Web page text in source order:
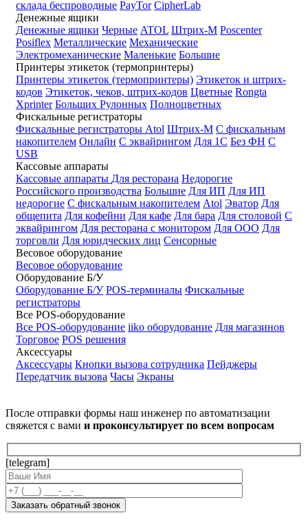
склада беспроводные PayTor CipherLab
Денежные ящики
Денежные ящики Черные ATOL Штрих-М Poscenter
Posiflex Металлические Механические
Электромеханические Маленькие Большие
Принтеры этикеток (термопринтеры)
Принтеры этикеток (термопринтеры) Этикеток и штрих-
кодов Этикеток, чеков, штрих-кодов Цветные Rongta
Xprinter Больших Рулонных Полноцветных
Фискальные регистраторы
Фискальные регистраторы Atol Штрих-М С фискальным
накопителем Онлайн С эквайрингом Для 1С Без ФН С
USB
Кассовые аппараты
Кассовые аппараты Для ресторана Недорогие
Российского производства Большие Для ИП Для ИП
недорогие С фискальным накопителем Atol Эватор Для
общепита Для кофейни Для кафе Для бара Для столовой С
эквайрингом Для ресторана с монитором Для ООО Для
торговли Для юридческих лиц Сенсорные
Весовое оборудование
Весовое оборудование
Оборудование Б/У
Оборудование Б/У POS-терминалы Фискальные
регистраторы
Все POS-оборудование
Все POS-оборудование iiko оборудование Для магазинов
Торговое POS решения
Аксессуары
Аксессуары Кнопки вызова сотрудника Пейджеры
Передатчик вызова Часы Экраны
После отправки формы наш инженер по автоматизации
свяжется с вами и проконсультирует по всем вопросам
[telegram]